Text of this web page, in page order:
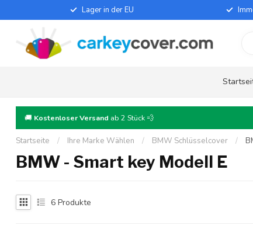
Lager in der EU
🚚 Kostenloser Versand ab 2 Stück 💨
Startseite / Ihre Marke Wählen / BMW Schlüsselcover /
BMW - Smart key Modell E
6 Produkte